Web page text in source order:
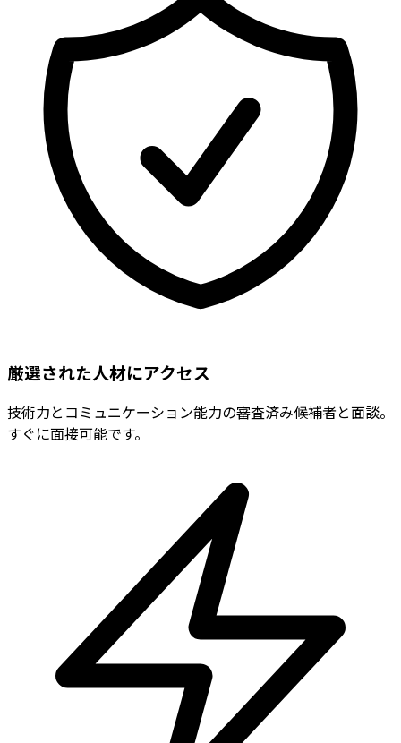
厳選された人材にアクセス
技術力とコミュニケーション能力の審査済み候補者と面談。
すぐに面接可能です。